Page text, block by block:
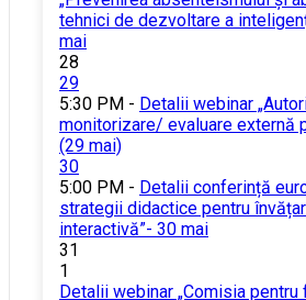
tehnici de dezvoltare a
mai
28
29
5:30 PM - Detalii webinar
monitorizare/ evaluare externă
(29 mai)
30
5:00 PM - Detalii conferință
strategii didactice pentru
interactivă”- 30 mai
31
1
Detalii webinar „Comisia pentru